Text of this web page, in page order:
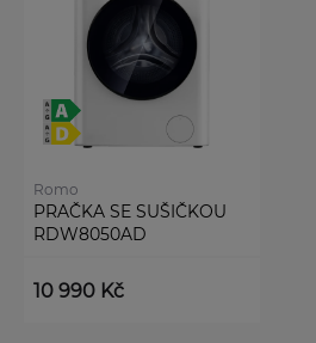
Romo
PRAČKA SE SUŠIČKOU
RDW8050AD
10 990 Kč